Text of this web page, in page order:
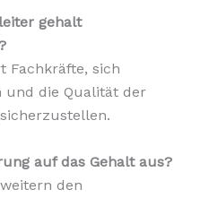
gehalt
Fachkräfte, sich
und die Qualität der
auf das Gehalt aus?
den